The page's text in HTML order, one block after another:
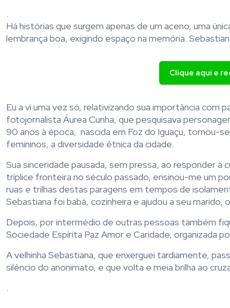
.
Há histórias que surgem apenas de um aceno, uma
lembrança boa, exigindo espaço na memória.
Clique aqui e
Eu a vi uma vez só, relativizando sua importância com
fotojornalista Áurea Cunha, que pesquisava
90 anos à época, nascida em Foz do Iguaçu, tornou-
femininos, a diversidade étnica da cidade.
Sua sinceridade pausada, sem pressa, ao responder
tríplice fronteira no século passado, ensinou-me um
ruas e trilhas destas paragens em tempos de
Sebastiana foi babá, cozinheira e ajudou a seu
Depois, por intermédio de outras pessoas também
Sociedade Espírita Paz Amor e Caridade, organizada
A velhinha Sebastiana, que enxerguei tardiamente,
silêncio do anonimato, e que volta e meia brilha ao
.